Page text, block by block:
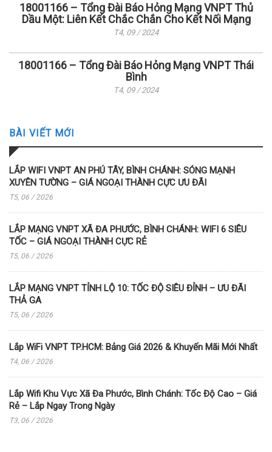
18001166 – Tổng Đài Báo Hỏng Mạng VNPT Thủ
Dầu Một: Liên Kết Chắc Chắn Cho Kết Nối Mạng
T4, 09 / 2024
18001166 – Tổng Đài Báo Hỏng Mạng VNPT Thái
Bình
T4, 09 / 2024
BÀI VIẾT MỚI
LẮP WIFI VNPT AN PHÚ TÂY, BÌNH CHÁNH: SÓNG MẠNH
XUYÊN TƯỜNG – GIÁ NGOẠI THÀNH CỰC ƯU ĐÃI
T5, 06 / 2026
LẮP MẠNG VNPT XÃ ĐA PHƯỚC, BÌNH CHÁNH: WIFI 6 SIÊU
TỐC – GIÁ NGOẠI THÀNH CỰC RẺ
T5, 06 / 2026
LẮP MẠNG VNPT TỈNH LỘ 10: TỐC ĐỘ SIÊU ĐỈNH – ƯU ĐÃI
THẢ GA
T5, 06 / 2026
Lắp WiFi VNPT TP.HCM: Bảng Giá 2026 & Khuyến Mãi Mới Nhất
T4, 06 / 2026
Lắp Wifi Khu Vực Xã Đa Phước, Bình Chánh: Tốc Độ Cao – Giá
Rẻ – Lắp Ngay Trong Ngày
T3, 06 / 2026